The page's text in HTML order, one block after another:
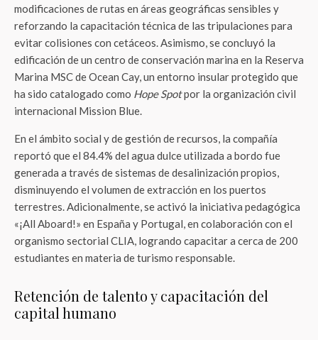
modificaciones de rutas en áreas geográficas sensibles y
reforzando la capacitación técnica de las tripulaciones para
evitar colisiones con cetáceos. Asimismo, se concluyó la
edificación de un centro de conservación marina en la Reserva
Marina MSC de Ocean Cay, un entorno insular protegido que
ha sido catalogado como Hope Spotpor la organización civil
internacional Mission Blue.
En el ámbito social y de gestión de recursos, la compañía
reportó que el 84.4% del agua dulce utilizada a bordo fue
generada a través de sistemas de desalinización propios,
disminuyendo el volumen de extracción en los puertos
terrestres. Adicionalmente, se activó la iniciativa pedagógica
«¡All Aboard!» en España y Portugal, en colaboración con el
organismo sectorial CLIA, logrando capacitar a cerca de 200
estudiantes en materia de turismo responsable.
Retención de talento y capacitación del
capital humano